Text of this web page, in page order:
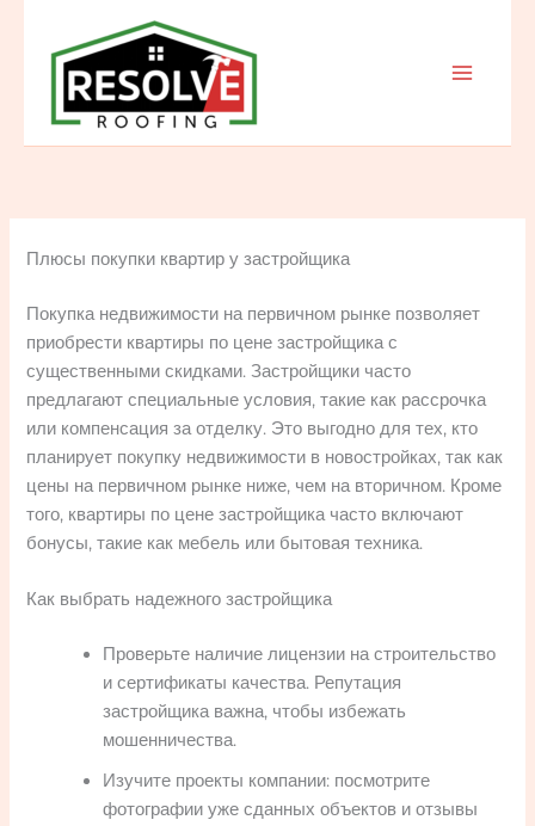
content
Плюсы покупки квартир у застройщика
Покупка недвижимости на первичном рынке позволяет
приобрести квартиры по цене застройщика с
существенными скидками. Застройщики часто
предлагают специальные условия, такие как рассрочка
или компенсация за отделку. Это выгодно для тех, кто
планирует покупку недвижимости в новостройках, так как
цены на первичном рынке ниже, чем на вторичном. Кроме
того, квартиры по цене застройщика часто включают
бонусы, такие как мебель или бытовая техника.
Как выбрать надежного застройщика
Проверьте наличие лицензии на строительство
и сертификаты качества. Репутация
застройщика важна, чтобы избежать
мошенничества.
Изучите проекты компании: посмотрите
фотографии уже сданных объектов и отзывы